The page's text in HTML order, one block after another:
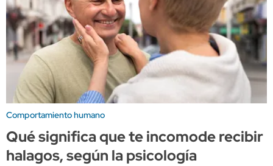
Comportamiento humano
Qué significa que te incomode recibir
halagos, según la psicología